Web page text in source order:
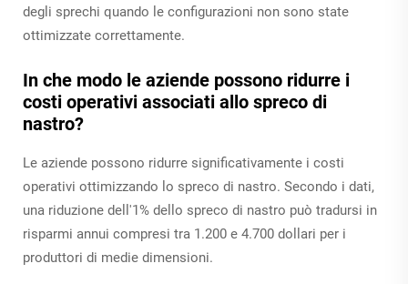
degli sprechi quando le configurazioni non sono state
ottimizzate correttamente.
In che modo le aziende possono ridurre i
costi operativi associati allo spreco di
nastro?
Le aziende possono ridurre significativamente i costi
operativi ottimizzando lo spreco di nastro. Secondo i dati,
una riduzione dell'1% dello spreco di nastro può tradursi in
risparmi annui compresi tra 1.200 e 4.700 dollari per i
produttori di medie dimensioni.